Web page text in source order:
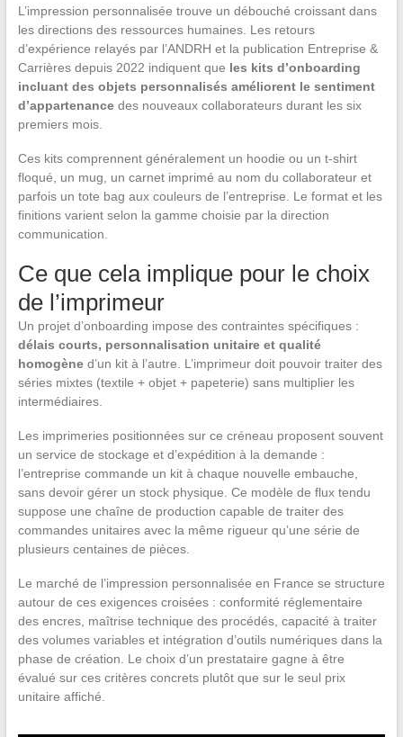
L’impression personnalisée trouve un débouché croissant dans
les directions des ressources humaines. Les retours
d’expérience relayés par l’ANDRH et la publication Entreprise &
Carrières depuis 2022 indiquent que les kits d’onboarding
incluant des objets personnalisés améliorent le sentiment
d’appartenancedes nouveaux collaborateurs durant les six
premiers mois.
Ces kits comprennent généralement un hoodie ou un t-shirt
floqué, un mug, un carnet imprimé au nom du collaborateur et
parfois un tote bag aux couleurs de l’entreprise. Le format et les
finitions varient selon la gamme choisie par la direction
communication.
Ce que cela implique pour le choix
de l’imprimeur
Un projet d’onboarding impose des contraintes spécifiques :
délais courts, personnalisation unitaire et qualité
homogèned’un kit à l’autre. L’imprimeur doit pouvoir traiter des
séries mixtes (textile + objet + papeterie) sans multiplier les
intermédiaires.
Les imprimeries positionnées sur ce créneau proposent souvent
un service de stockage et d’expédition à la demande :
l’entreprise commande un kit à chaque nouvelle embauche,
sans devoir gérer un stock physique. Ce modèle de flux tendu
suppose une chaîne de production capable de traiter des
commandes unitaires avec la même rigueur qu’une série de
plusieurs centaines de pièces.
Le marché de l’impression personnalisée en France se structure
autour de ces exigences croisées : conformité réglementaire
des encres, maîtrise technique des procédés, capacité à traiter
des volumes variables et intégration d’outils numériques dans la
phase de création. Le choix d’un prestataire gagne à être
évalué sur ces critères concrets plutôt que sur le seul prix
unitaire affiché.